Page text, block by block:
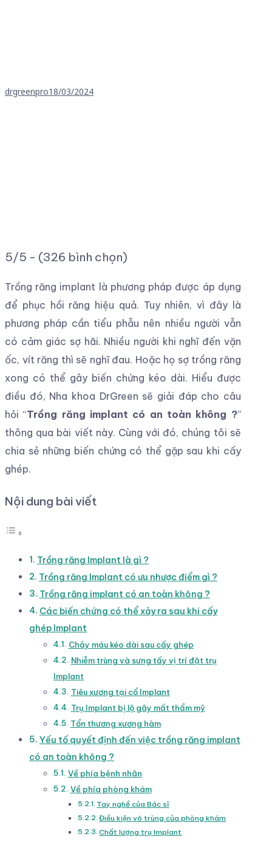
drgreenpro18/03/2024
5/5 - (326 bình chọn)
Trồng răng implant là phương pháp được áp dụng
để phục hồi răng hiệu quả. Tuy nhiên, vì đây là
phương pháp cần tiểu phẫu nên nhiều người vẫn
có cảm giác sợ hãi. Nhiều người khi nghĩ đến vặn
ốc, vít răng thì sẽ nghĩ đau. Hoặc họ sợ trồng răng
xong có thể gây biến chứng kéo dài. Hiểu được
điều đó, Nha khoa DrGreen sẽ giải đáp cho câu
hỏi “Trồng răng implant có an toàn không ?”
thông qua bài viết này. Cùng với đó, chúng tôi sẽ
chia sẻ những biến chứng có thể gặp sau khi cấy
ghép.
Nội dung bài viết
Trồng răng Implant là gì ?
Trồng răng Implant có ưu nhược điểm gì ?
Trồng răng implant có an toàn không ?
Các biến chứng có thể xảy ra sau khi cấy
ghép Implant
Chảy máu kéo dài sau cấy ghép
Nhiễm trùng và sưng tấy vị trí đặt trụ
Implant
Tiêu xương tại cổ Implant
Trụ Implant bị lộ gây mất thẩm mỹ
Tổn thương xương hàm
Yếu tố quyết định đến việc trồng răng implant
có an toàn không ?
Về phía bệnh nhân
Về phía phòng khám
Tay nghề của Bác sĩ
Điều kiện vô trùng của phòng khám
Chất lượng trụ Implant